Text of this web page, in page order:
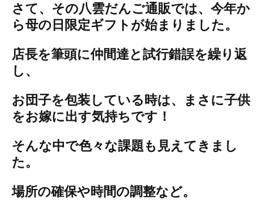
さて、その八雲だんご通販では、今年か
ら母の日限定ギフトが始まりました。
店長を筆頭に仲間達と試行錯誤を繰り返
し、
お団子を包装している時は、まさに子供
をお嫁に出す気持ちです！
そんな中で色々な課題も見えてきまし
た。
場所の確保や時間の調整など。